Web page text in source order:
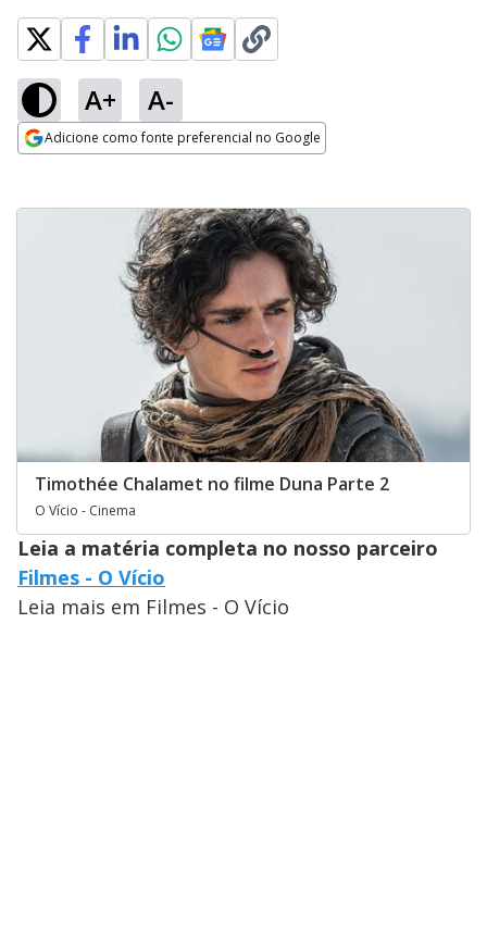
A+ A-
Adicione como fonte preferencial no Google
Timothée Chalamet no filme Duna Parte 2
O Vício - Cinema
Leia a matéria completa no nosso parceiro
Filmes - O Vício
Leia mais em Filmes - O Vício